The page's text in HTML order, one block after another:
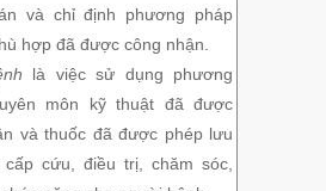
và chỉ định phương pháp
hợp đã được công nhận.
là việc sử dụng phương
môn kỹ thuật đã được
và thuốc đã được phép lưu
cấp cứu, điều trị, chăm sóc,